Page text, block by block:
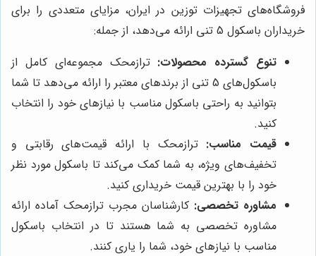
فروشگاه‌های تجهیزات توزین در ایران، مزایای متعددی را برای
خریداران باسکول 5 تنی ارائه می‌دهد، از جمله:
تنوع گسترده محصولات: ترازمحک مجموعه‌ای کامل از
باسکول‌های 5 تنی از برندهای معتبر را ارائه می‌دهد تا شما
بتوانید به راحتی باسکول مناسب با نیازهای خود را انتخاب
کنید.
قیمت مناسب: ترازمحک با ارائه قیمت‌های رقابتی و
تخفیف‌های ویژه، به شما کمک می‌کند تا باسکول مورد نظر
خود را با بهترین قیمت خریداری کنید.
مشاوره تخصصی: کارشناسان مجرب ترازمحک آماده ارائه
مشاوره تخصصی به شما هستند تا در انتخاب باسکول
مناسب با نیازهای خود، شما را یاری کنند.